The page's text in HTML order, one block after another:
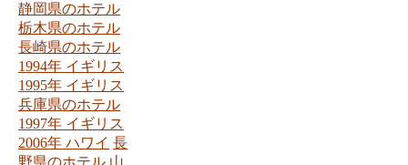
静岡県のホテル
栃木県のホテル
長崎県のホテル
1994年 イギリス
1995年 イギリス
兵庫県のホテル
1997年 イギリス
2006年 ハワイ 長